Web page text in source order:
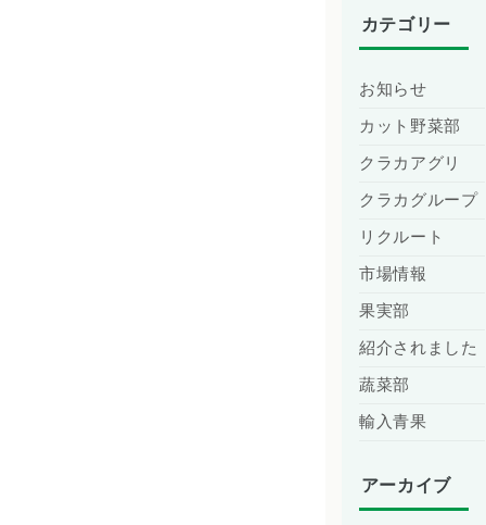
カテゴリー
お知らせ
カット野菜部
クラカアグリ
クラカグループ
リクルート
市場情報
果実部
紹介されました
蔬菜部
輸入青果
アーカイブ